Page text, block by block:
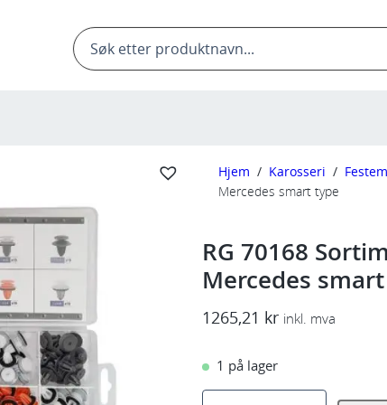
Products
search
Hjem / Karosseri /
Mercedes smart type
RG 70168
Mercedes
1265,21 kr inkl. mva
1 på lager